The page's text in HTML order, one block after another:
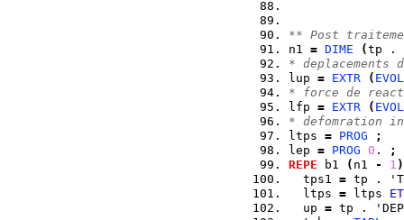
** Post
n1 = DIME (tp .
* deplacements
lup = EXTR ( EVOL
* force de
lfp = EXTR ( EVOL
* defomration
ltps = PROG
;
lep = PROG 0 .
;
REPE b1 ( n1 - 1 )
  tps1
= tp .
  ltps
= ltps ET
  up
= tp .